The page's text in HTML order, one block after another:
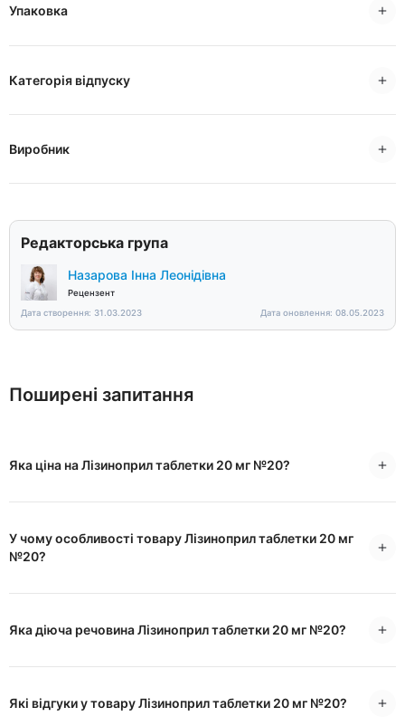
Упаковка
Категорія відпуску
Виробник
Редакторська група
Назарова Інна Леонідівна
Рецензент
Дата створення: 31.03.2023
Дата оновлення: 08.05.2023
Поширені запитання
Яка ціна на Лізиноприл таблетки 20 мг №20?
У чому особливості товару Лізиноприл таблетки 20 мг
№20?
Яка діюча речовина Лізиноприл таблетки 20 мг №20?
Які відгуки у товару Лізиноприл таблетки 20 мг №20?